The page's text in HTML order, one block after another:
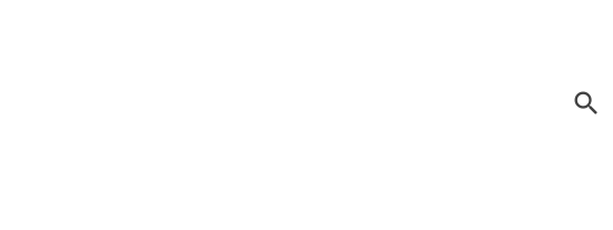
search